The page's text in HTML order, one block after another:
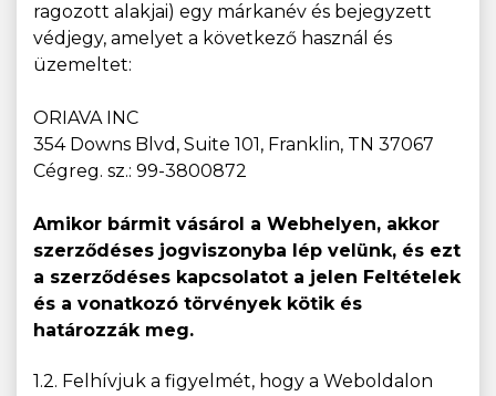
ragozott alakjai) egy márkanév és bejegyzett
védjegy, amelyet a következő használ és
üzemeltet:
ORIAVA INC
354 Downs Blvd, Suite 101, Franklin, TN 37067
Cégreg. sz.: 99-3800872
Amikor bármit vásárol a Webhelyen, akkor
szerződéses jogviszonyba lép velünk, és ezt
a szerződéses kapcsolatot a jelen Feltételek
és a vonatkozó törvények kötik és
határozzák meg.
1.2. Felhívjuk a figyelmét, hogy a Weboldalon